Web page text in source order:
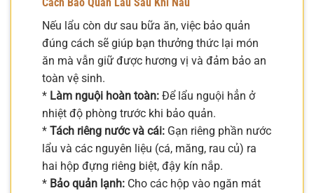
Nếu lẩu còn dư sau bữa ăn, việc bảo quản
đúng cách sẽ giúp bạn thưởng thức lại món
ăn mà vẫn giữ được hương vị và đảm bảo an
toàn vệ sinh.
* Làm nguội hoàn toàn: Để lẩu nguội hẳn ở
nhiệt độ phòng trước khi bảo quản.
* Tách riêng nước và cái: Gạn riêng phần nước
lẩu và các nguyên liệu (cá, măng, rau củ) ra
hai hộp đựng riêng biệt, đậy kín nắp.
* Bảo quản lạnh: Cho các hộp vào ngăn mát